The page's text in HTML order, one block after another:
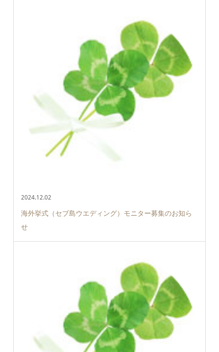
2024.12.02
海外挙式（セブ島ウエディング）モニター募集のお知ら
せ